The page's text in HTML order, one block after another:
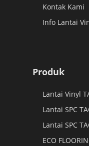
Kontak Kami
Info Lantai
Produk
Lantai Vinyl
Lantai SPC
Lantai SPC
ECO